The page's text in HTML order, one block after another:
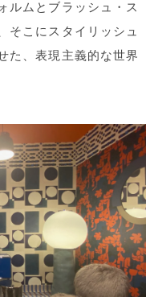
ルムとブラッシュ・ス
そこにスタイリッシュ
た、表現主義的な世界